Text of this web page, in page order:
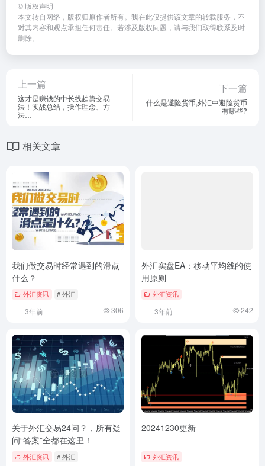
© 版权声明
本文转自网络，版权归原作者所有。我在此仅提供该文章的转载服务，不
对其内容和观点承担任何责任。若涉及版权问题，请与我们取得联系及时
删除。
上一篇
这才是赚钱的中长线趋势交易
法！实战总结，操作理念、方
法…
下一篇
什么是避险货币,外汇中避险货币
有哪些?
相关文章
我们做交易时经常遇到的滑点
什么？
外汇资讯 # 外汇
3年前 306
外汇实盘EA：移动平均线的使
用原则
外汇资讯
3年前 242
关于外汇交易24问？，所有疑
问“答案”全都在这里！
外汇资讯 # 外汇
20241230更新
外汇资讯